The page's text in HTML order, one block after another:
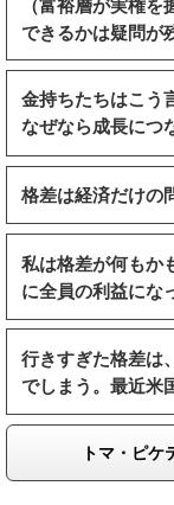
（富裕層が実権
できるかは疑問が
金持ちたちはこう
なぜなら成長につ
格差は経済だけの
私は格差が何もか
に全員の利益にな
行きすぎた格差は
でしまう。最近米
トマ・ピケ